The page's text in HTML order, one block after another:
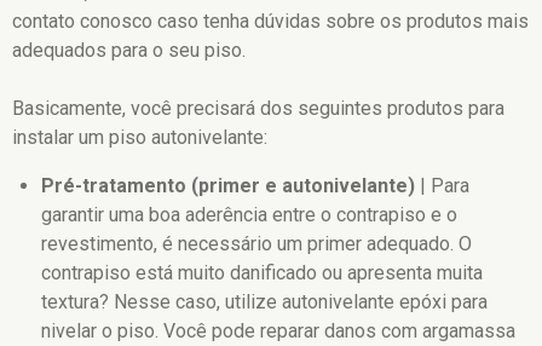
contato conosco caso tenha dúvidas sobre os produtos mais
adequados para o seu piso.
Basicamente, você precisará dos seguintes produtos para
instalar um piso autonivelante:
Pré-tratamento (primer e autonivelante) | Para
garantir uma boa aderência entre o contrapiso e o
revestimento, é necessário um primer adequado. O
contrapiso está muito danificado ou apresenta muita
textura? Nesse caso, utilize autonivelante epóxi para
nivelar o piso. Você pode reparar danos com argamassa